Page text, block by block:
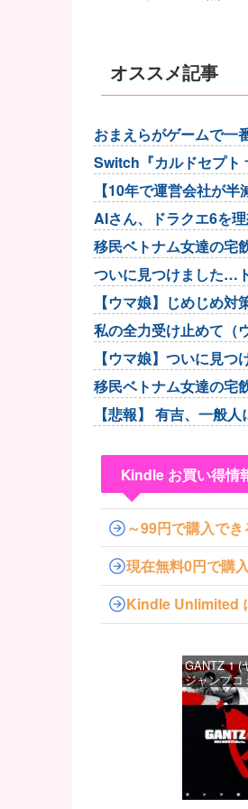
オススメ記事
おまえらがゲームで一
Switch『カルドセプト
【10年で運営会社が
AIさん、ドラクエ6を
移民ベトナム女達の宅
ついに見つけました…
【ウマ娘】じめじめ対
私の全力受け止めて（
【ウマ娘】ついに見
移民ベトナム女達の宅
【悲報】 有吉、一般
Kindle お買い得情
～99円で購入で
現在無料0円で購
Kindle Unlimited
GANTZ 1 (
ジャンプコ
スDIGITAL)